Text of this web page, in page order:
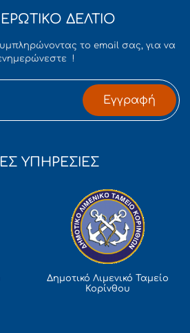
ΔΕΛΤΙΟ
το email σας, για να
!
Εγγραφή
ΥΠΗΡΕΣΙΕΣ
Δημοτικό Λιμενικό Ταμείο
Κορίνθου